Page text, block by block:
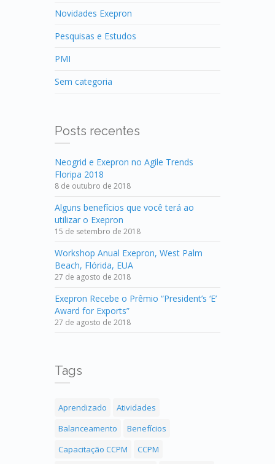
Novidades Exepron
Pesquisas e Estudos
PMI
Sem categoria
Posts recentes
Neogrid e Exepron no Agile Trends
Floripa 2018
8 de outubro de 2018
Alguns benefícios que você terá ao
utilizar o Exepron
15 de setembro de 2018
Workshop Anual Exepron, West Palm
Beach, Flórida, EUA
27 de agosto de 2018
Exepron Recebe o Prêmio “President’s ‘E’
Award for Exports”
27 de agosto de 2018
Tags
Aprendizado
Atividades
Balanceamento
Benefícios
Capacitação CCPM
CCPM